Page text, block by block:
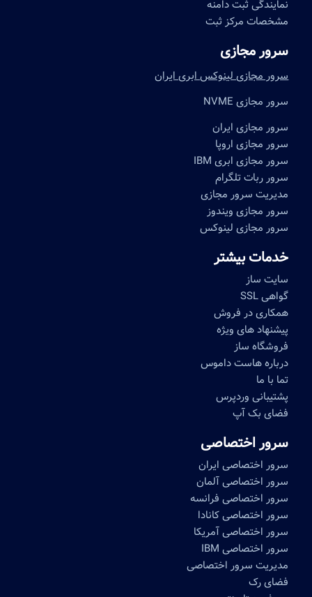
نمایندگی ثبت دامنه
مشخصات مرکز ثبت
سرور مجازی
سرور مجازی لینوکس ابری ایران
سرور مجازی NVME
سرور مجازی ایران
سرور مجازی اروپا
سرور مجازی ابری IBM
سرور ربات تلگرام
مدیریت سرور مجازی
سرور مجازی ویندوز
سرور مجازی لینوکس
خدمات بیشتر
سایت ساز
گواهی SSL
همکاری در فروش
پیشنهاد های ویژه
فروشگاه ساز
درباره هاست داموس
تما با ما
پشتیبانی وردپرس
فضای بک آپ
سرور اختصاصی
سرور اختصاصی ایران
سرور اختصاصی آلمان
سرور اختصاصی فرانسه
سرور اختصاصی کانادا
سرور اختصاصی آمریکا
سرور اختصاصی IBM
مدیریت سرور اختصاصی
فضای رک